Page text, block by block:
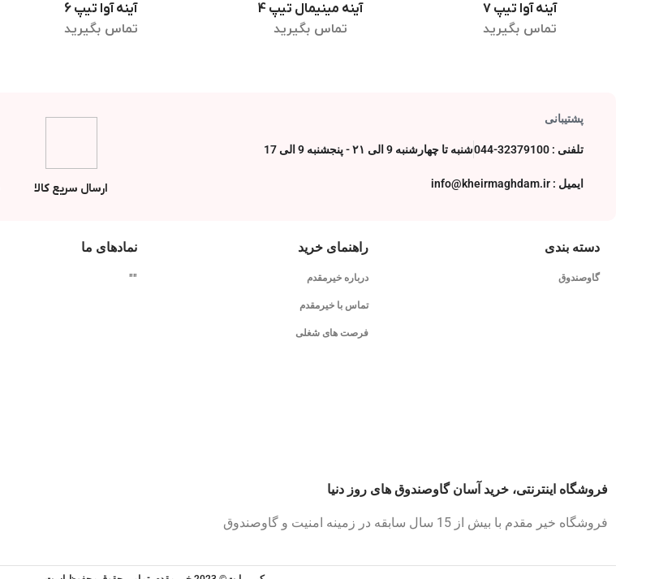
اطلاعات بیشتر
آینه آوا تیپ 7
تماس بگیرید
اطلاعات بیشتر
آینه مینیمال تیپ 4
تماس بگیرید
اطلاعات بیشتر
آینه آوا تیپ 6
تماس بگیرید
پشتیبانی
تلفنی : 32379100-044 شنبه تا چهارشنبه 9 الی ۲۱ - پنجشنبه 9 الی 17
ایمیل : info@kheirmaghdam.ir ارسال سریع کالا
دسته بندی
گاوصندوق
راهنمای خرید
درباره خیرمقدم
تماس با خیرمقدم
فرصت های شغلی
نمادهای ما
"
"
فروشگاه اینترنتی، خرید آسان گاوصندوق های روز دنیا
فروشگاه خیر مقدم با بیش از 15 سال سابقه در زمینه امنیت و گاوصندوق